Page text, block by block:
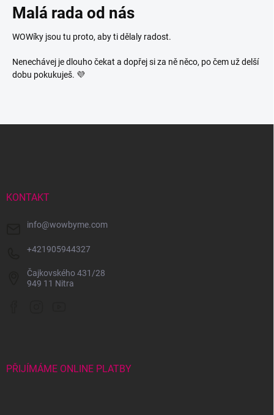
Malá rada od nás
WOWíky jsou tu proto, aby ti dělaly radost.
Nenechávej je dlouho čekat a dopřej si za ně něco, po čem už delší
dobu pokukuješ. 💜
KONTAKT
info@wowbyme.com
+421905944327
Čajkovského 431/28
949 11 Nitra
PŘIJÍMÁME ONLINE PLATBY